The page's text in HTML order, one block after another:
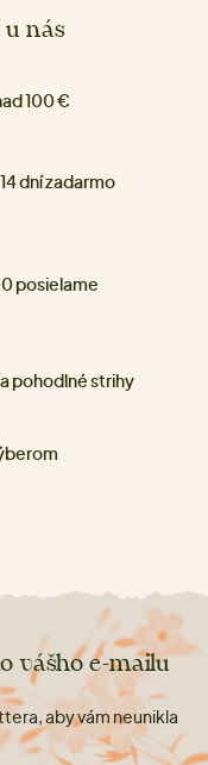
u nás
100 €
dní zadarmo
posielame
pohodlné strihy
vášho e-mailu
aby vám neunikla